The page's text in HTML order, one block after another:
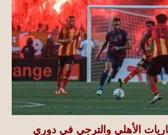
الأهلي والترجي في دوري